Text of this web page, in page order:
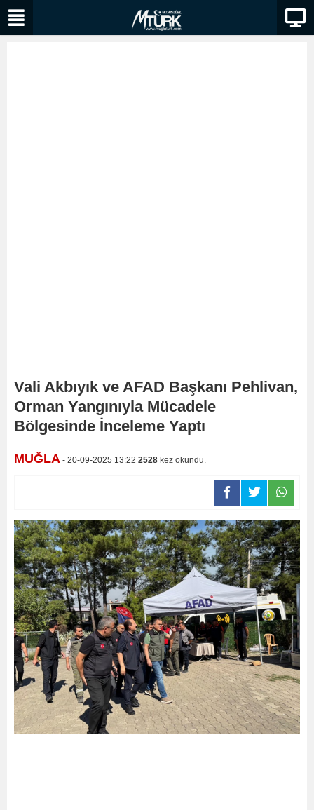
Vali Akbıyık ve AFAD Başkanı Pehlivan,
Orman Yangınıyla Mücadele
Bölgesinde İnceleme Yaptı
MUĞLA - 20-09-2025 13:22 2528 kez okundu.